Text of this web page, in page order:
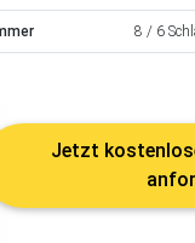
8 / 6
Jetzt